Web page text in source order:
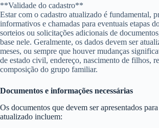
**Validade do cadastro**
Estar com o cadastro atualizado é fundamental,
informativos e chamadas para eventuais etapas
sorteios ou solicitações adicionais de
base nele. Geralmente, os dados devem ser
meses, ou sempre que houver mudanças
de estado civil, endereço, nascimento de filhos,
composição do grupo familiar.
Documentos e informações necessárias
Os documentos que devem ser apresentados
atualizado incluem: